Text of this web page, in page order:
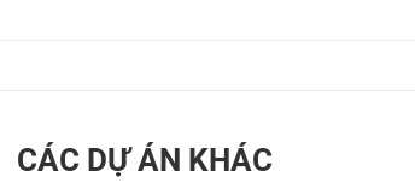
CÁC DỰ ÁN KHÁC